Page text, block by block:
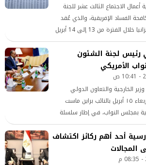
أعمال الاجتماع الثالث عشر للجنة
الفساد الإفريقية، والذي عُقد
بمدينة أروشا بجمهورية تنزانيا خلال الفترة من 13 إلى 14 أبريل
من رؤساء وممثلي هيئات مكافحة
الإفريقية
رئيس لجنة الشئون
الأمريكي
الخارجية والتعاون الدولي
والمصريين بالخارج يوم الأربعاء ١٥ أبريل بالنائب براين ماست
بمجلس النواب، في إطار سلسلة
وأعضاء الكونجرس الامريكى
أحد أهم ركائز اكتشاف